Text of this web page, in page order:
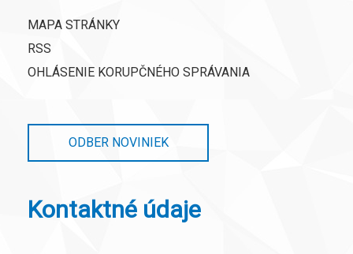
MAPA STRÁNKY
RSS
OHLÁSENIE KORUPČNÉHO SPRÁVANIA
ODBER NOVINIEK
Kontaktné údaje